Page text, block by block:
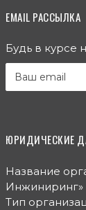
EMAIL РАССЫЛКА
Будь в курсе
ЮРИДИЧЕСКИЕ
Название
Инжиниринг»
Тип